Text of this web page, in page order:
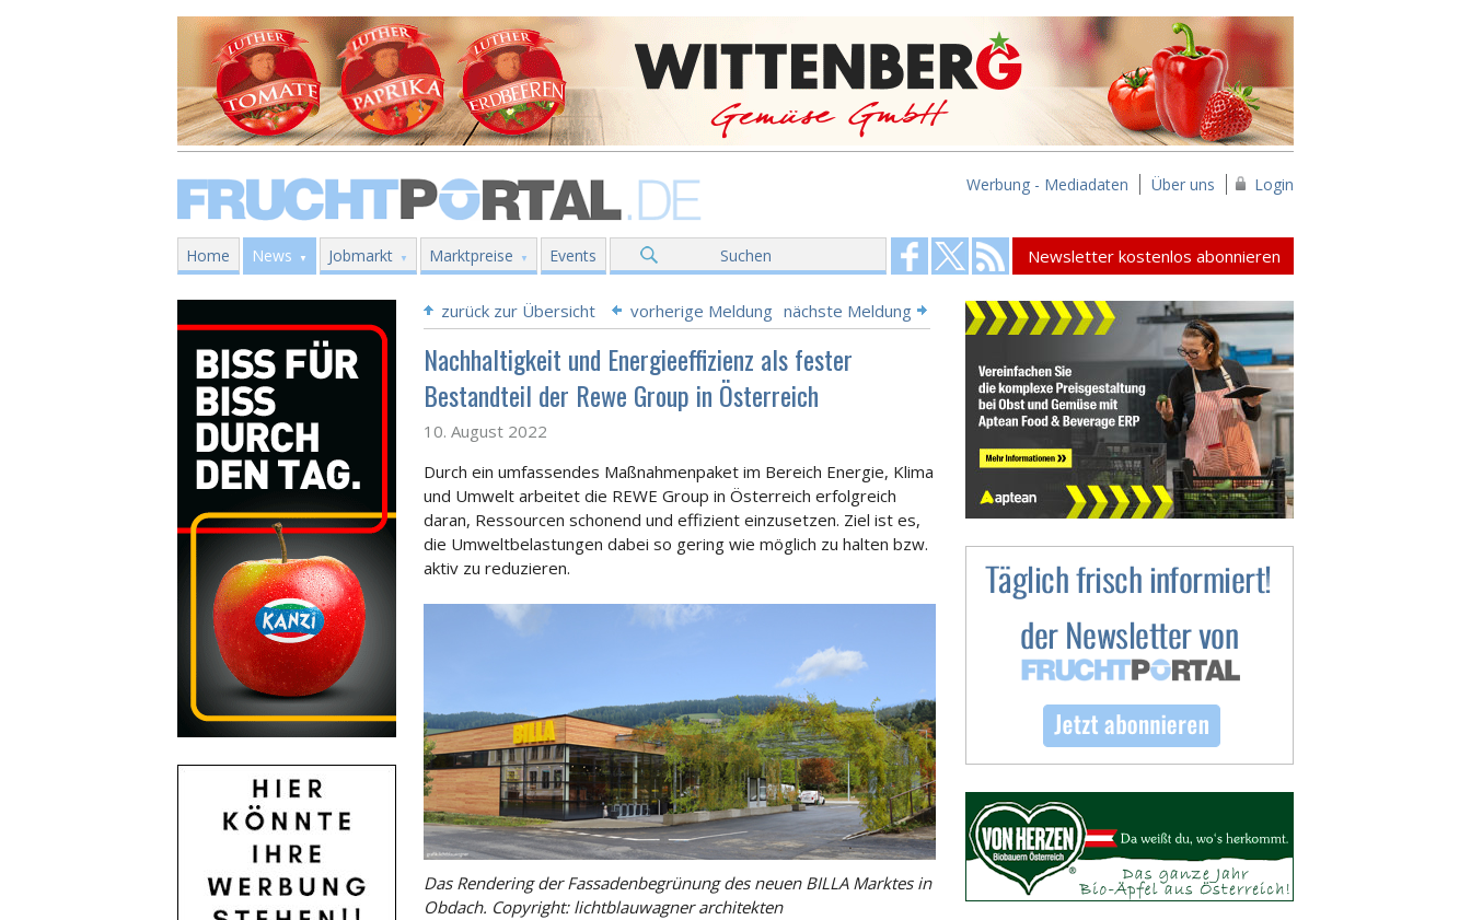
Werbung - Mediadaten Über uns Login
Home News Jobmarkt Marktpreise Events Suchen Newsletter kostenlos abonnieren
zurück zur Übersicht vorherige Meldung nächste Meldung
Nachhaltigkeit und Energieeffizienz als fester
Bestandteil der Rewe Group in Österreich
10. August 2022
Durch ein umfassendes Maßnahmenpaket im Bereich Energie, Klima
und Umwelt arbeitet die REWE Group in Österreich erfolgreich
daran, Ressourcen schonend und effizient einzusetzen. Ziel ist es,
die Umweltbelastungen dabei so gering wie möglich zu halten bzw.
aktiv zu reduzieren.
Das Rendering der Fassadenbegrünung des neuen BILLA Marktes in
Obdach. Copyright: lichtblauwagner architekten